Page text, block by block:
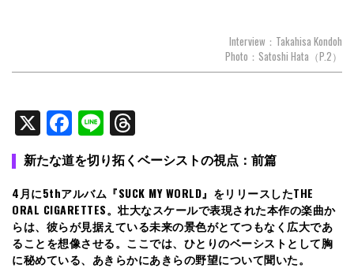
Interview：Takahisa Kondoh
Photo：Satoshi Hata（P.2）
X Facebook
Line
新たな道を切り拓くベーシストの視点：前篇
4月に5thアルバム『SUCK MY WORLD』をリリースしたTHE
ORAL CIGARETTES。壮大なスケールで表現された本作の楽曲か
らは、彼らが見据えている未来の景色がとてつもなく広大であ
ることを想像させる。ここでは、ひとりのベーシストとして胸
に秘めている、あきらかにあきらの野望について聞いた。